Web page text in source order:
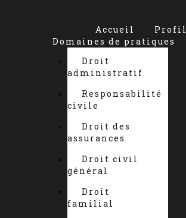
Accueil
Profil
Domaines de pratiques
Droit
administratif
Responsabilité
civile
Droit des
assurances
Droit civil
général
Droit
familial